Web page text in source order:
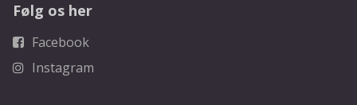
Følg os her
Facebook
Instagram